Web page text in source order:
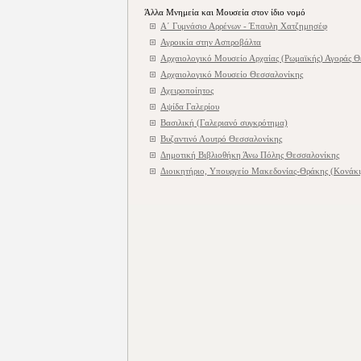
Άλλα Μνημεία και Μουσεία στον ίδιο νομό
Α΄ Γυμνάσιο Αρρένων - Έπαυλη Χατζημησέφ
Αγροικία στην Ασπροβάλτα
Αρχαιολογικό Μουσείο Αρχαίας (Ρωμαϊκής) Αγοράς
Αρχαιολογικό Μουσείο Θεσσαλονίκης
Αχειροποίητος
Αψίδα Γαλερίου
Βασιλική (Γαλεριανό συγκρότημα)
Βυζαντινό Λουτρό Θεσσαλονίκης
Δημοτική Βιβλιοθήκη Άνω Πόλης Θεσσαλονίκης
Διοικητήριο, Υπουργείο Μακεδονίας-Θράκης